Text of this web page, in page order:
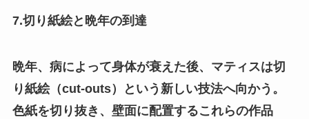
7.切り紙絵と晩年の到達
晩年、病によって身体が衰えた後、マティスは切
り紙絵（cut-outs）という新しい技法へ向かう。
色紙を切り抜き、壁面に配置するこれらの作品